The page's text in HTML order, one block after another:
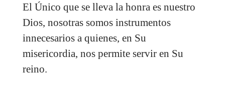
El Único que se lleva la honra es nuestro
Dios, nosotras somos instrumentos
innecesarios a quienes, en Su
misericordia, nos permite servir en Su
reino.